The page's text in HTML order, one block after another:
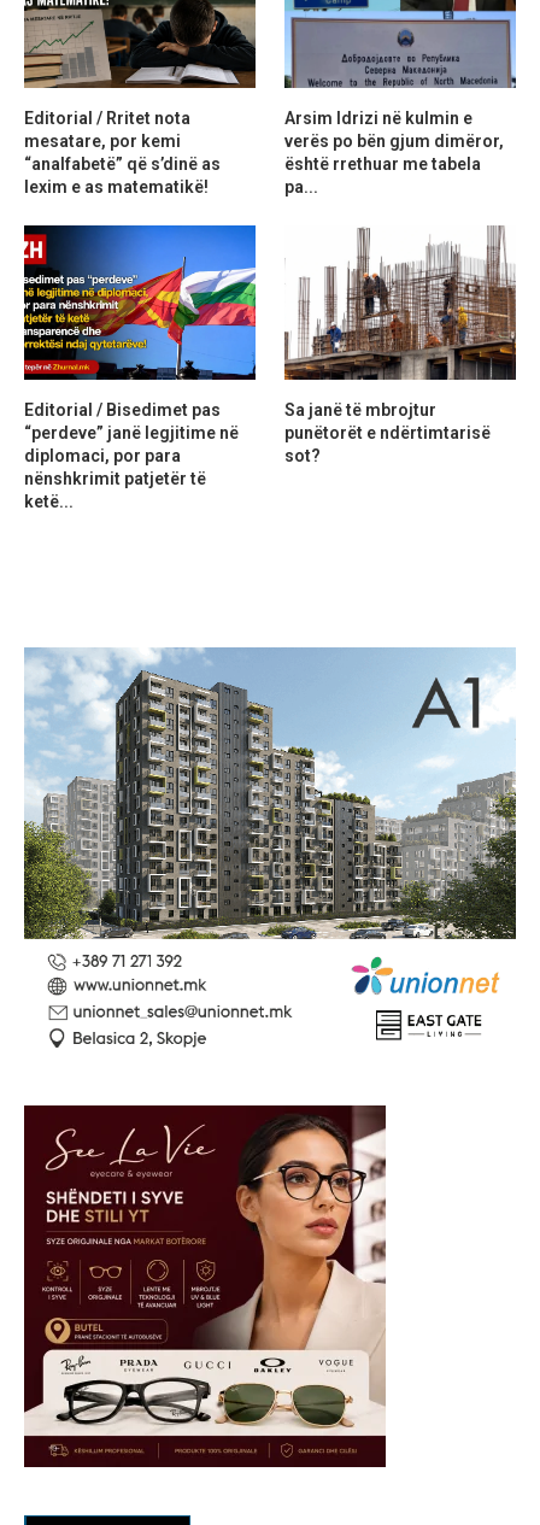
Editorial / Rritet nota
mesatare, por kemi
“analfabetë” që s’dinë as
lexim e as matematikë!
Arsim Idrizi në kulmin e
verës po bën gjum dimëror,
është rrethuar me tabela
pa...
Editorial / Bisedimet pas
“perdeve” janë legjitime në
diplomaci, por para
nënshkrimit patjetër të
ketë...
Sa janë të mbrojtur
punëtorët e ndërtimtarisë
sot?